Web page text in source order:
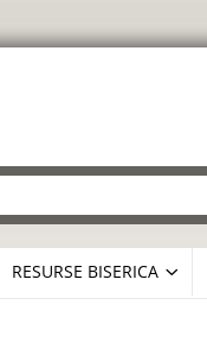
RESURSE BISERICA